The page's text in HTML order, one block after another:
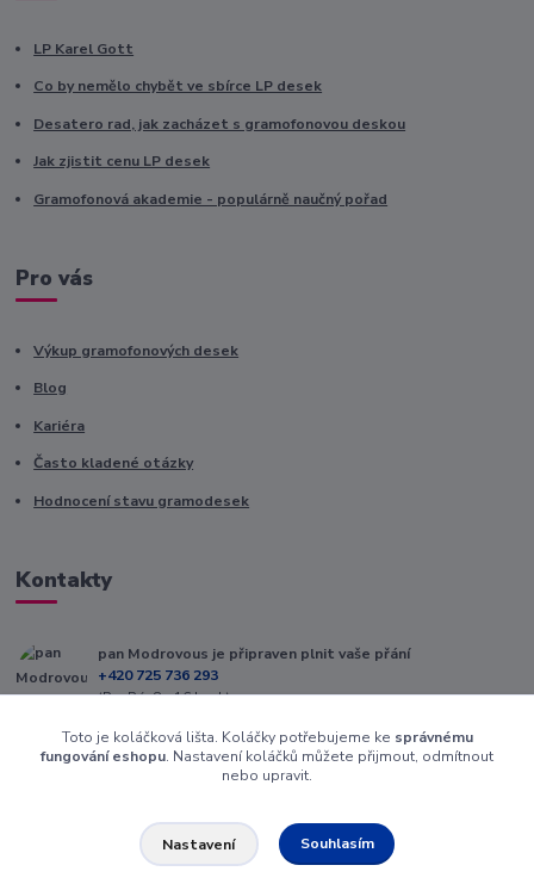
LP Karel Gott
Co by nemělo chybět ve sbírce LP desek
Desatero rad, jak zacházet s gramofonovou deskou
Jak zjistit cenu LP desek
Gramofonová akademie - populárně naučný pořad
Pro vás
Výkup gramofonových desek
Blog
Kariéra
Často kladené otázky
Hodnocení stavu gramodesek
Kontakty
pan Modrovous je připraven plnit vaše přání
+420 725 736 293
(Po-Pá, 8 - 16 hod.)
info@modrovous.cz
Toto je koláčková lišta. Koláčky potřebujeme ke správnému
fungování eshopu. Nastavení koláčků můžete přijmout, odmítnout
nebo upravit.
Nastavení Souhlasím